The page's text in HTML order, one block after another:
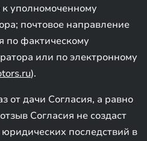
уполномоченному
почтовое направление
по фактическому
или по электронному
).
от дачи Согласия, а равно
Согласия не создаст
последствий в